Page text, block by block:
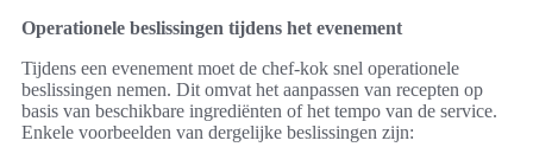
Operationele beslissingen tijdens het evenement
Tijdens een evenement moet de chef-kok snel operationele
beslissingen nemen. Dit omvat het aanpassen van recepten op
basis van beschikbare ingrediënten of het tempo van de service.
Enkele voorbeelden van dergelijke beslissingen zijn: